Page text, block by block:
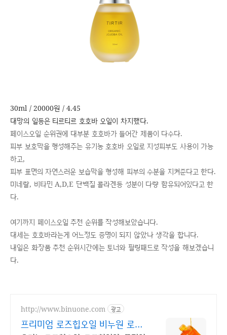
30ml / 20000원 / 4.45
대망의 일등은 티르티르 호호바 오일이 차지했다.
페이스오일 순위권에 대부분 호호바가 들어간 제품이 다수다.
피부 보호막을 형성해주는 유기농 호호바 오일로 지성피부도 사용이 가능
하고,
피부 표면의 자연스러운 보습막을 형성해 피부의 수분을 지켜준다고 한다.
미네랄, 비타민 A,D,E 단백질 콜라겐등 성분이 다량 함유되어있다고 한
다.
여기까지 페이스오일 추천 순위를 작성해보았습니다.
대세는 호호바라는게 어느정도 증명이 되지 않았나 생각을 합니다.
내일은 화장품 추천 순위시간에는 토너와 필링패드로 작성을 해보겠습니
다.
http://www.binuone.com 광고
프리미엄 로즈힙오일 비누원 로즈